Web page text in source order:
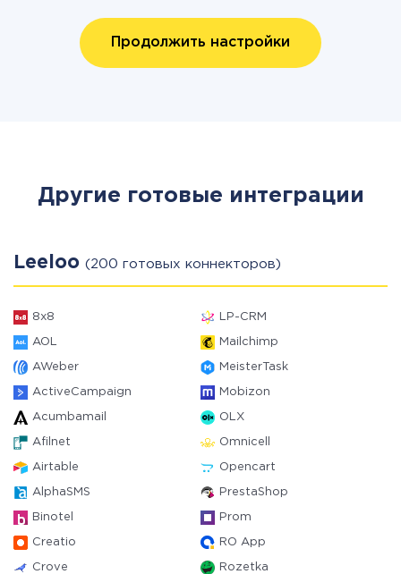
Продолжить настройки
Другие готовые интеграции
Leeloo (200 готовых коннекторов)
8x8 LP-CRM
AOL Mailchimp
AWeber MeisterTask
ActiveCampaign Mobizon
Acumbamail OLX
Afilnet Omnicell
Airtable Opencart
AlphaSMS PrestaShop
Binotel Prom
Creatio RO App
Crove Rozetka